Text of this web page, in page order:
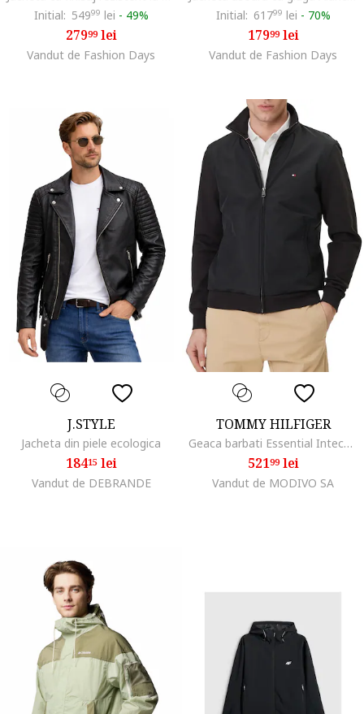
Initial: 54999 lei - 49%
27999lei
Vandut de Fashion Days
Initial: 61799 lei - 70%
17999lei
Vandut de Fashion Days
J.STYLE
Jacheta din piele ecologica
18415lei
Vandut de DEBRANDE
TOMMY HILFIGER
Geaca barbati Essential Intecho Mix MW0MW41758, Negru
52199lei
Vandut de MODIVO SA